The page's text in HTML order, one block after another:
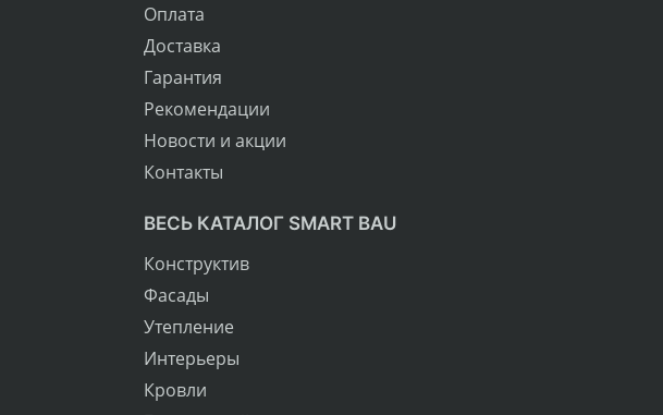
Оплата
Доставка
Гарантия
Рекомендации
Новости и акции
Контакты
ВЕСЬ КАТАЛОГ SMART BAU
Конструктив
Фасады
Утепление
Интерьеры
Кровли